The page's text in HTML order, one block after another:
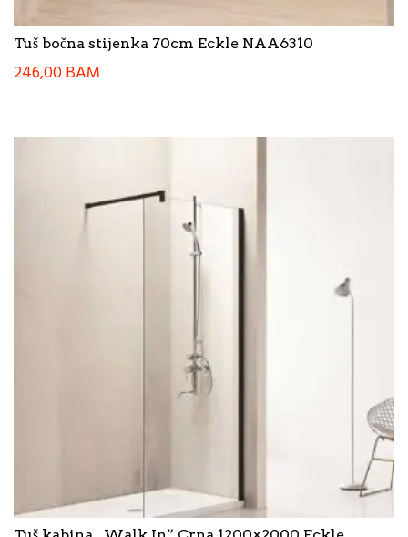
Tuš bočna stijenka 70cm Eckle NAA6310
246,00BAM